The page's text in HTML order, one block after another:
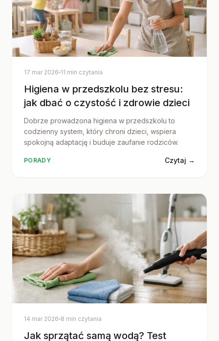
17 mar 2026 11 min czytania
Higiena w przedszkolu bez stresu:
jak dbać o czystość i zdrowie dzieci
Dobrze prowadzona higiena w przedszkolu to
codzienny system, który chroni dzieci, wspiera
spokojną adaptację i buduje zaufanie rodziców.
PORADY Czytaj →
14 mar 2026 8 min czytania
Jak sprzątać samą wodą? Test